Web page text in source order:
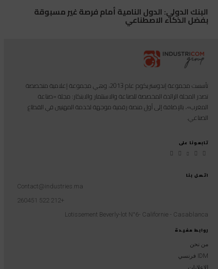
البنك الدولي: الدول النامية أمام فرصة غير مسبوقة
بفضل الذكاء الاصطناعي
روابط مفيدة
من نحن
IDM فرنسي
الإعلانات
اتصل بنا
Contact@industries.ma
+212 522 260451
Lotissement Beverly-lot N°6- Californie - Casablanca
تأسست مجموعة إندوستريكوم عام 2013، وهي مجموعة إعلامية متخصصة
تصدر المجلة الرائدة المخصصة للصناعة والاستثمار والابتكار: مجلة «صناعة
المغرب»، بالإضافة إلى أول منصة رقمية موجهة لخدمة المهنيين في القطاع
الصناعي.
تابعونا على